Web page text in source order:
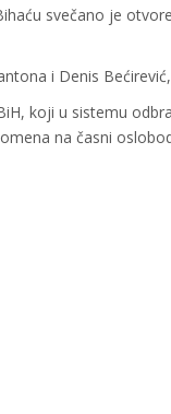
svečano je
i Denis
koji u sistemu
na časni